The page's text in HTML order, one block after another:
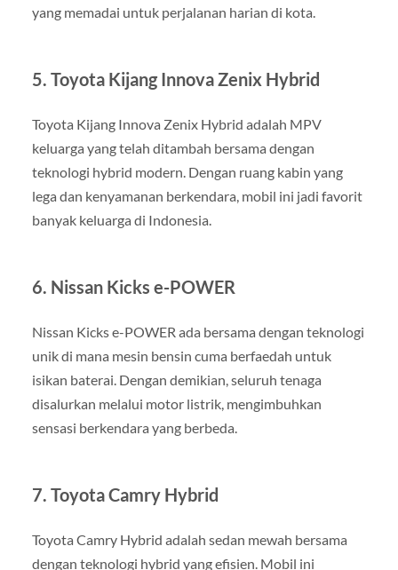
yang memadai untuk perjalanan harian di kota.
5. Toyota Kijang Innova Zenix Hybrid
Toyota Kijang Innova Zenix Hybrid adalah MPV
keluarga yang telah ditambah bersama dengan
teknologi hybrid modern. Dengan ruang kabin yang
lega dan kenyamanan berkendara, mobil ini jadi favorit
banyak keluarga di Indonesia.
6. Nissan Kicks e-POWER
Nissan Kicks e-POWER ada bersama dengan teknologi
unik di mana mesin bensin cuma berfaedah untuk
isikan baterai. Dengan demikian, seluruh tenaga
disalurkan melalui motor listrik, mengimbuhkan
sensasi berkendara yang berbeda.
7. Toyota Camry Hybrid
Toyota Camry Hybrid adalah sedan mewah bersama
dengan teknologi hybrid yang efisien. Mobil ini